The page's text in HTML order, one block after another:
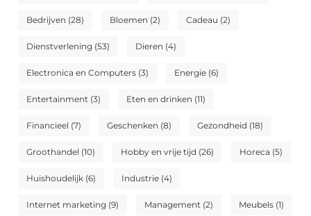
Bedrijven (28) Bloemen (2) Cadeau (2)
Dienstverlening (53) Dieren (4)
Electronica en Computers (3) Energie (6)
Entertainment (3) Eten en drinken (11)
Financieel (7) Geschenken (8) Gezondheid (18)
Groothandel (10) Hobby en vrije tijd (26) Horeca (5)
Huishoudelijk (6) Industrie (4)
Internet marketing (9) Management (2) Meubels (1)